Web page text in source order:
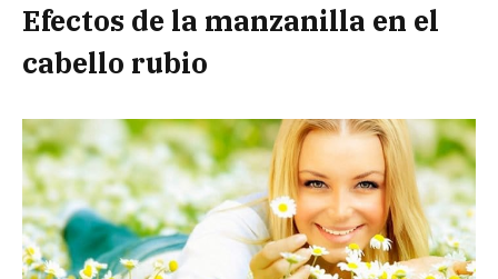
Efectos de la manzanilla en el
cabello rubio